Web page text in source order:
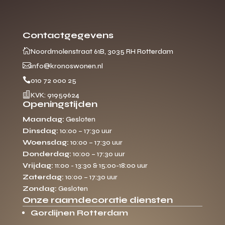
Contactgegevens
Noordmolenstraat 61B, 3035 RH Rotterdam
info@kronoswonen.nl
010 72 000 25
 KVK: 91959624
Openingstijden
Maandag: Gesloten
Dinsdag: 10:00 – 17:30 uur
Woensdag: 10:00 – 17:30 uur
Donderdag: 10:00 – 17:30 uur
Vrijdag: 11:00 - 13:30 & 15:00-18:00 uur
Zaterdag: 10:00 – 17:30 uur
Zondag: Gesloten
Onze raamdecoratie diensten
Gordijnen Rotterdam